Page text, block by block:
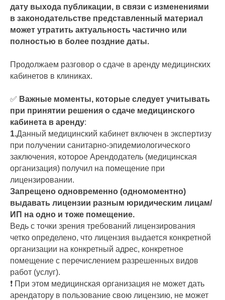
дату выхода публикации, в связи с изменениями
в законодательстве представленный материал
может утратить актуальность частично или
полностью в более поздние даты.
Продолжаем разговор о сдаче в аренду медицинских
кабинетов в клиниках.
✅ Важные моменты, которые следует учитывать
при принятии решения о сдаче медицинского
кабинета в аренду:
1.Данный медицинский кабинет включен в экспертизу
при получении санитарно-эпидемиологического
заключения, которое Арендодатель (медицинская
организация) получил на помещение при
лицензировании.
Запрещено одновременно (одномоментно)
выдавать лицензии разным юридическим лицам/
ИП на одно и тоже помещение.
Ведь с точки зрения требований лицензирования
четко определено, что лицензия выдается конкретной
организации на конкретный адрес, конкретное
помещение с перечислением разрешенных видов
работ (услуг).
❗️ При этом медицинская организация не может дать
арендатору в пользование свою лицензию, не может